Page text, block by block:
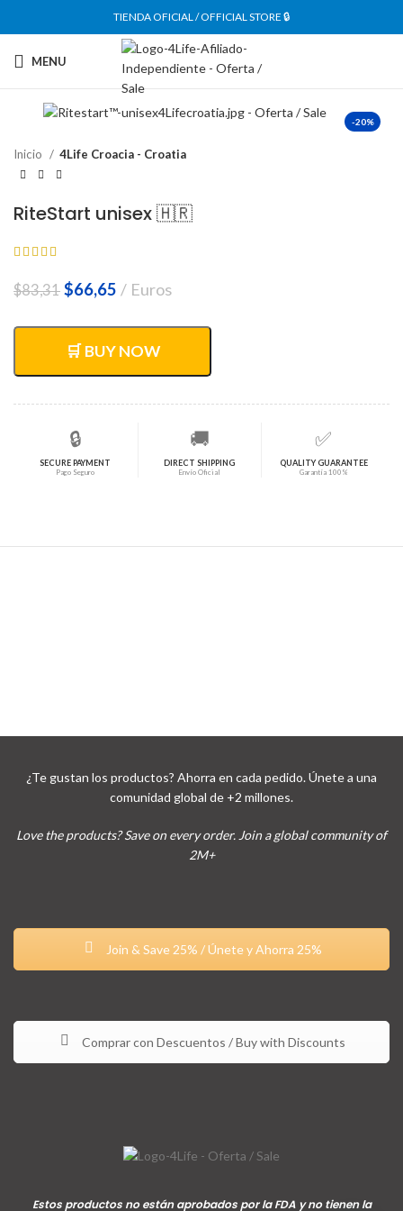
TIENDA OFICIAL / OFFICIAL STORE 🔒
MENU
-20%
Inicio 4Life Croacia - Croatia
RiteStart unisex 🇭🇷
$83,31 El
original
era:
$83,31.
$66,65 El
actual
es:
$66,65.
Euros
🛒 BUY NOW
🔒
SECURE PAYMENT
Pago Seguro
🚚
DIRECT SHIPPING
Envío Oficial
✅
QUALITY GUARANTEE
Garantía 100%
¿Te gustan los productos? Ahorra en cada pedido. Únete a una
comunidad global de +2 millones.
Love the products? Save on every order. Join a global community of
2M+
Join & Save 25% / Únete y Ahorra 25%
Comprar con Descuentos / Buy with Discounts
Estos productos no están aprobados por la FDA y no tienen la